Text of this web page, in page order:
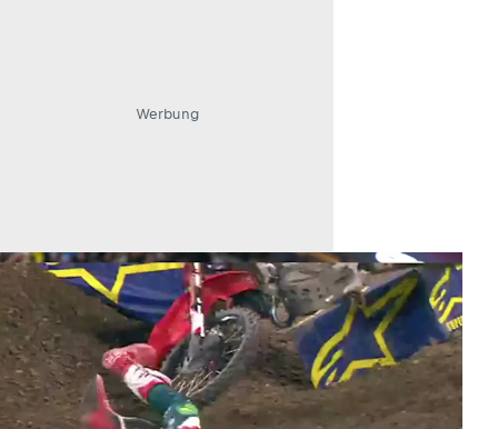
Werbung